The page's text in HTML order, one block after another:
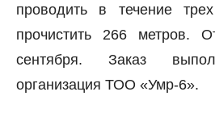
проводить в течение
прочистить 266 метров.
сентября. Заказ
организация ТОО «Умр-6».